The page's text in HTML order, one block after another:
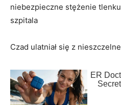
niebezpieczne stężenie
szpitala
Czad ulatniał się z